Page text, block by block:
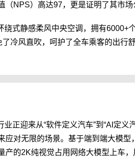
NPS）高达97，更是证明了其市场
式静感柔风中央空调，拥有6000+
冷风直吹，呵护了全车乘客的出行
正迎来从“软件定义汽车”到“AI定义
对无限的场景。基于端到端大模
的2K纯视觉占用网络大模型上车